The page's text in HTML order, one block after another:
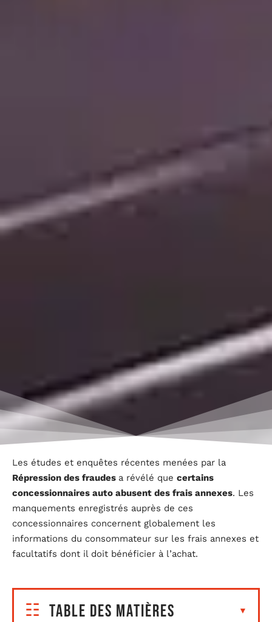
Les études et enquêtes récentes menées par la
Répression des fraudes a révélé que certains
concessionnaires auto abusent des frais annexes. Les
manquements enregistrés auprès de ces
concessionnaires concernent globalement les
informations du consommateur sur les frais annexes et
facultatifs dont il doit bénéficier à l’achat.
Table des matières